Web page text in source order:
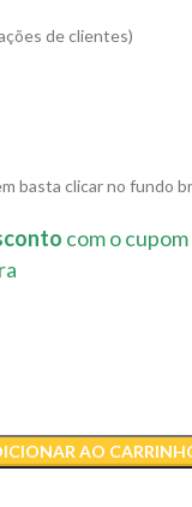
de clientes)
basta clicar no fundo
com o cupom
AO